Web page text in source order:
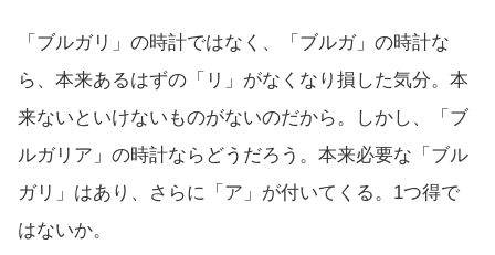
「ブルガリ」の時計ではなく、「ブルガ」の時計な
ら、本来あるはずの「リ」がなくなり損した気分。本
来ないといけないものがないのだから。しかし、「ブ
ルガリア」の時計ならどうだろう。本来必要な「ブル
ガリ」はあり、さらに「ア」が付いてくる。1つ得で
はないか。